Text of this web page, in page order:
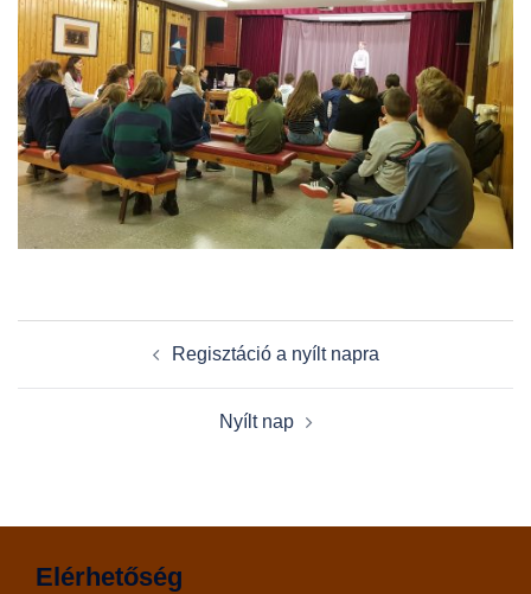
navigation
Regisztáció a nyílt napra
Nyílt nap
Elérhetőség